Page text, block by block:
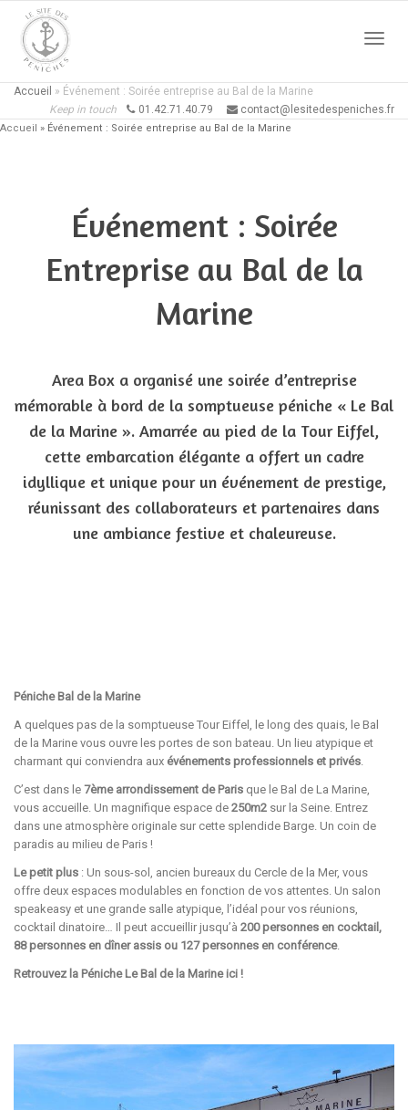
Accueil » Événement : Soirée entreprise au Bal de la Marine
Keep in touch
01.42.71.40.79 contact@lesitedespeniches.fr
Accueil » Événement : Soirée entreprise au Bal de la Marine
Événement : Soirée
Entreprise au Bal de la
Marine
Area Box a organisé une soirée d’entreprise
mémorable à bord de la somptueuse péniche « Le Bal
de la Marine ». Amarrée au pied de la Tour Eiffel,
cette embarcation élégante a offert un cadre
idyllique et unique pour un événement de prestige,
réunissant des collaborateurs et partenaires dans
une ambiance festive et chaleureuse.
Péniche Bal de la Marine
A quelques pas de la somptueuse Tour Eiffel, le long des quais, le Bal
de la Marine vous ouvre les portes de son bateau. Un lieu atypique et
charmant qui conviendra aux événements professionnels et privés.
C’est dans le 7ème arrondissement de Paris que le Bal de La Marine,
vous accueille. Un magnifique espace de 250m2 sur la Seine. Entrez
dans une atmosphère originale sur cette splendide Barge. Un coin de
paradis au milieu de Paris !
Le petit plus : Un sous-sol, ancien bureaux du Cercle de la Mer, vous
offre deux espaces modulables en fonction de vos attentes. Un salon
speakeasy et une grande salle atypique, l’idéal pour vos réunions,
cocktail dinatoire… Il peut accueillir jusqu’à 200 personnes en cocktail,
88 personnes en dîner assis ou 127 personnes en conférence.
Retrouvez la Péniche Le Bal de la Marineici !